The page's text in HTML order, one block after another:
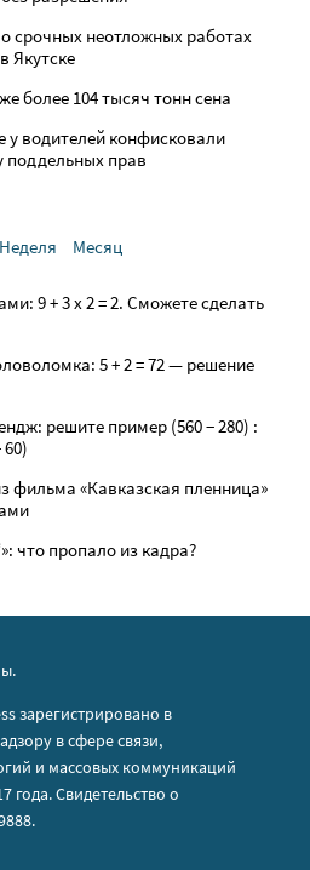
срочных неотложных работах
Якутске
более 104 тысяч тонн сена
водителей конфисковали
поддельных прав
Неделя Месяц
9 + 3 х 2 = 2. Сможете сделать
5 + 2 = 72 — решение
решите пример (560 − 280) :
60)
фильма «Кавказская пленница»
что пропало из кадра?
зарегистрировано в
в сфере связи,
и массовых коммуникаций
года. Свидетельство о